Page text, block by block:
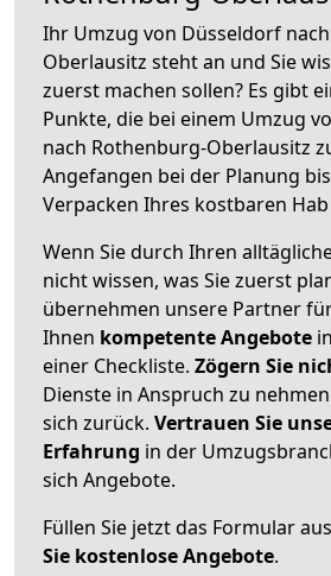
Ihr Umzug von Düsseldorf
Oberlausitz steht an und Sie
zuerst machen sollen? Es gibt
Punkte, die bei einem Umzug
nach Rothenburg-Oberlausitz
Angefangen bei der Planung
Verpacken Ihres kostbaren
Wenn Sie durch Ihren
nicht wissen, was Sie zuerst
übernehmen unsere Partner
Ihnen kompetente Angebote
einer Checkliste. Zögern Sie
Dienste in Anspruch zu
sich zurück. Vertrauen Sie
Erfahrung in der
sich Angebote.
Füllen Sie jetzt das Formular
Sie kostenlose Angebote.